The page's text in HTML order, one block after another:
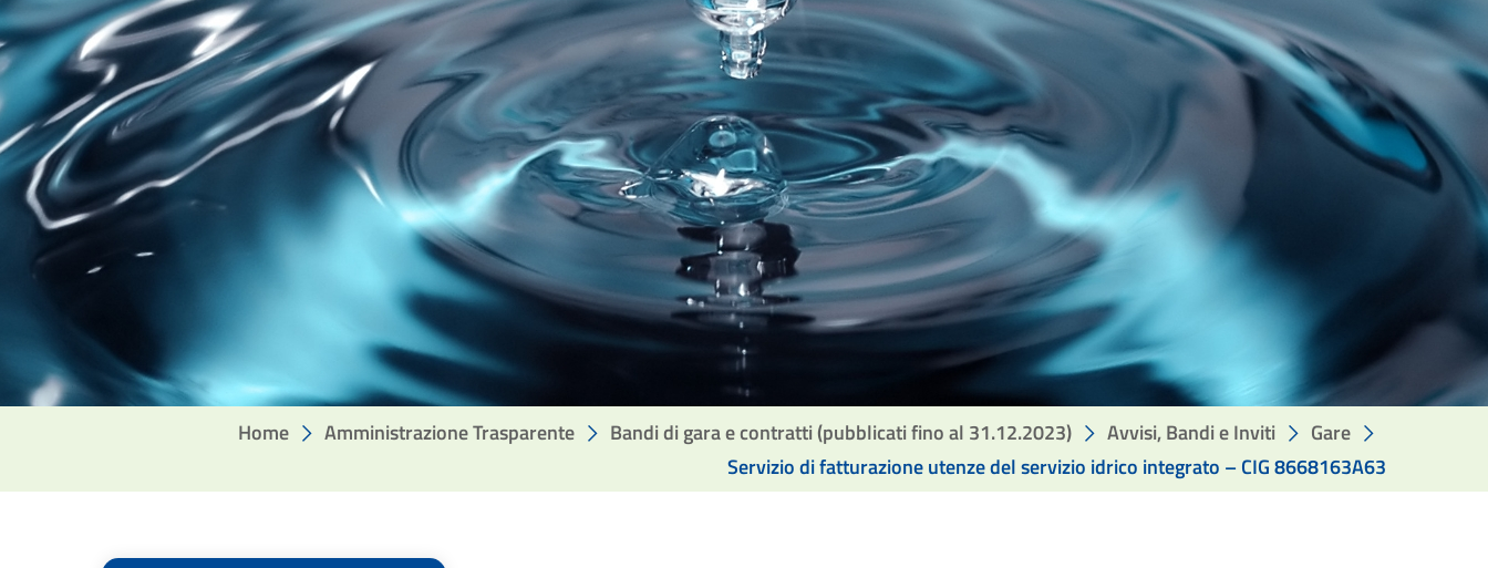
Home Amministrazione Trasparente Bandi di gara e contratti (pubblicati fino al 31.12.2023) Avvisi, Bandi e Inviti
Gare
Servizio di fatturazione utenze del servizio idrico integrato – CIG 8668163A63